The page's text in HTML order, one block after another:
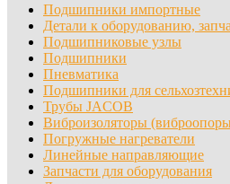
Подшипники импортные
Детали к оборудованию,
Подшипниковые узлы
Подшипники
Пневматика
Подшипники для
Трубы JACOB
Виброизоляторы
Погружные нагреватели
Линейные направляющие
Запчасти для оборудования